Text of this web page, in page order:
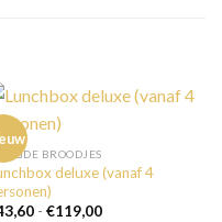
BROODJES
deluxe (vanaf 4
- €119,00Prijsklasse: